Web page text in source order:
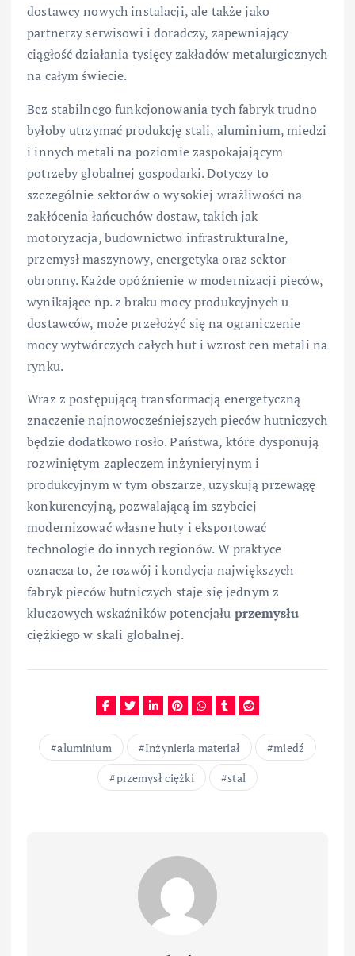
dostawcy nowych instalacji, ale także jako
partnerzy serwisowi i doradczy, zapewniający
ciągłość działania tysięcy zakładów metalurgicznych
na całym świecie.
Bez stabilnego funkcjonowania tych fabryk trudno
byłoby utrzymać produkcję stali, aluminium, miedzi
i innych metali na poziomie zaspokajającym
potrzeby globalnej gospodarki. Dotyczy to
szczególnie sektorów o wysokiej wrażliwości na
zakłócenia łańcuchów dostaw, takich jak
motoryzacja, budownictwo infrastrukturalne,
przemysł maszynowy, energetyka oraz sektor
obronny. Każde opóźnienie w modernizacji pieców,
wynikające np. z braku mocy produkcyjnych u
dostawców, może przełożyć się na ograniczenie
mocy wytwórczych całych hut i wzrost cen metali na
rynku.
Wraz z postępującą transformacją energetyczną
znaczenie najnowocześniejszych pieców hutniczych
będzie dodatkowo rosło. Państwa, które dysponują
rozwiniętym zapleczem inżynieryjnym i
produkcyjnym w tym obszarze, uzyskują przewagę
konkurencyjną, pozwalającą im szybciej
modernizować własne huty i eksportować
technologie do innych regionów. W praktyce
oznacza to, że rozwój i kondycja największych
fabryk pieców hutniczych staje się jednym z
kluczowych wskaźników potencjału przemysłu
ciężkiego w skali globalnej.
aluminium Inżynieria materiał
miedź
przemysł ciężki
stal